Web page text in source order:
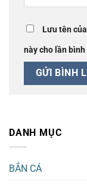
Lưu tên
này cho lần
DANH MỤC
BẮN CÁ